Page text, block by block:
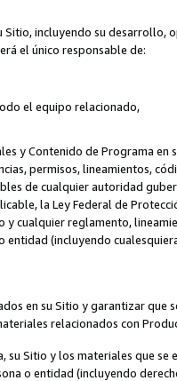
Sitio, incluyendo su
el único responsable de:
el equipo relacionado,
y Contenido de Programa
permisos, lineamientos,
de cualquier autoridad
la Ley Federal de
y cualquier reglamento,
entidad (incluyendo
en su Sitio y garantizar que
relacionados con
Sitio y los materiales que se
o entidad (incluyendo